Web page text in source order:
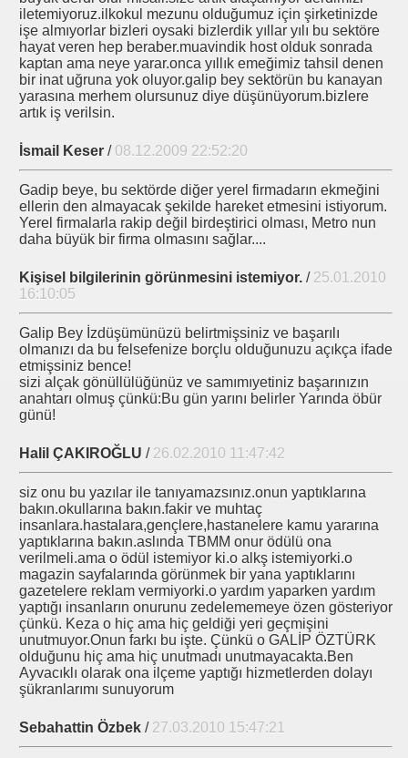
iletemiyoruz.ilkokul mezunu olduğumuz için şirketinizde
işe almıyorlar bizleri oysaki bizlerdik yıllar yılı bu sektöre
hayat veren hep beraber.muavindik host olduk sonrada
kaptan ama neye yarar.onca yıllık emeğimiz tahsil denen
bir inat uğruna yok oluyor.galip bey sektörün bu kanayan
yarasına merhem olursunuz diye düşünüyorum.bizlere
artık iş verilsin.
İsmail Keser / 08.12.2009 22:52:20
Gadip beye, bu sektörde diğer yerel firmadarın ekmeğini
ellerin den almayacak şekilde hareket etmesini istiyorum.
Yerel firmalarla rakip değil birdeştirici olması, Metro nun
daha büyük bir firma olmasını sağlar....
Kişisel bilgilerinin görünmesini istemiyor. / 25.01.2010
16:10:05
Galip Bey İzdüşümünüzü belirtmişsiniz ve başarılı
olmanızı da bu felsefenize borçlu olduğunuzu açıkça ifade
etmişsiniz bence!
sizi alçak gönüllülüğünüz ve samımıyetiniz başarınızın
anahtarı olmuş çünkü:Bu gün yarını belirler Yarında öbür
günü!
Halil ÇAKIROĞLU / 26.02.2010 11:47:42
siz onu bu yazılar ile tanıyamazsınız.onun yaptıklarına
bakın.okullarına bakın.fakir ve muhtaç
insanlara.hastalara,gençlere,hastanelere kamu yararına
yaptıklarına bakın.aslında TBMM onur ödülü ona
verilmeli.ama o ödül istemiyor ki.o alkş istemiyorki.o
magazin sayfalarında görünmek bir yana yaptıklarını
gazetelere reklam vermiyorki.o yardım yaparken yardım
yaptığı insanların onurunu zedelememeye özen gösteriyor
çünkü. Keza o hiç ama hiç geldiği yeri geçmişini
unutmuyor.Onun farkı bu işte. Çünkü o GALİP ÖZTÜRK
olduğunu hiç ama hiç unutmadı unutmayacakta.Ben
Ayvacıklı olarak ona ilçeme yaptığı hizmetlerden dolayı
şükranlarımı sunuyorum
Sebahattin Özbek / 27.03.2010 15:47:21
Komisyonu - Sözleşmesi-
Eylem